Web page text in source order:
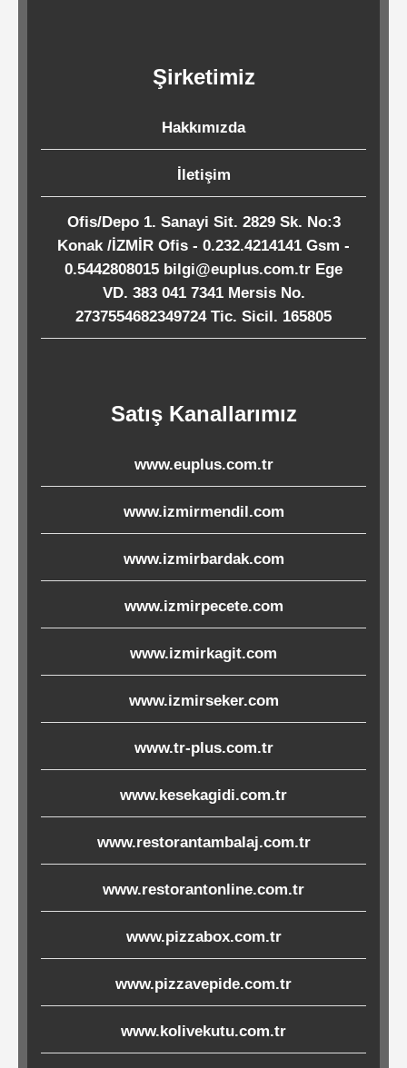
Kağıtları
Endüstriyel
Temizlik
Köpük
Kaseler
Tabaklar
Ürünleri
Melamin
Ürünler
Porselen-
Seramik
Cam
Ürünler
Çöp
Torbaları
Tepsi
Altlıkları
Şirketimiz
Hakkımızda
İletişim
Ofis/Depo 1. Sanayi Sit. 2829 Sk. No:3
Konak /İZMİR Ofis - 0.232.4214141 Gsm -
0.5442808015 bilgi@euplus.com.tr Ege
VD. 383 041 7341 Mersis No.
2737554682349724 Tic. Sicil. 165805
Satış Kanallarımız
www.euplus.com.tr
www.izmirmendil.com
www.izmirbardak.com
www.izmirpecete.com
www.izmirkagit.com
www.izmirseker.com
www.tr-plus.com.tr
www.kesekagidi.com.tr
www.restorantambalaj.com.tr
www.restorantonline.com.tr
www.pizzabox.com.tr
www.pizzavepide.com.tr
www.kolivekutu.com.tr